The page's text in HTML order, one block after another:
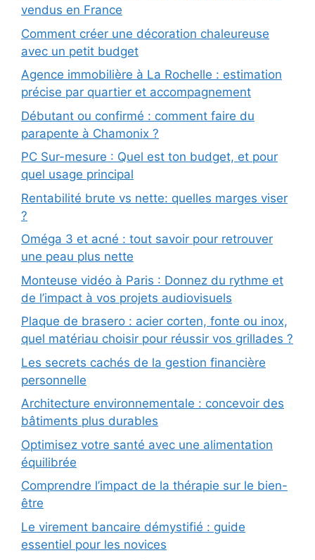
vendus en France
Comment créer une décoration chaleureuse
avec un petit budget
Agence immobilière à La Rochelle : estimation
précise par quartier et accompagnement
Débutant ou confirmé : comment faire du
parapente à Chamonix ?
PC Sur-mesure : Quel est ton budget, et pour
quel usage principal
Rentabilité brute vs nette: quelles marges viser
?
Oméga 3 et acné : tout savoir pour retrouver
une peau plus nette
Monteuse vidéo à Paris : Donnez du rythme et
de l’impact à vos projets audiovisuels
Plaque de brasero : acier corten, fonte ou inox,
quel matériau choisir pour réussir vos grillades ?
Les secrets cachés de la gestion financière
personnelle
Architecture environnementale : concevoir des
bâtiments plus durables
Optimisez votre santé avec une alimentation
équilibrée
Comprendre l’impact de la thérapie sur le bien-
être
Le virement bancaire démystifié : guide
essentiel pour les novices